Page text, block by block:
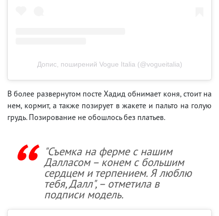
Допис, поширений Vogue Italia (@vogueitalia)
В более развернутом посте Хадид обнимает коня, стоит на
нем, кормит, а также позирует в жакете и пальто на голую
грудь. Позирование не обошлось без платьев.
"Съемка на ферме с нашим
Далласом – конем с большим
сердцем и терпением. Я люблю
тебя, Далл", – отметила в
подписи модель.